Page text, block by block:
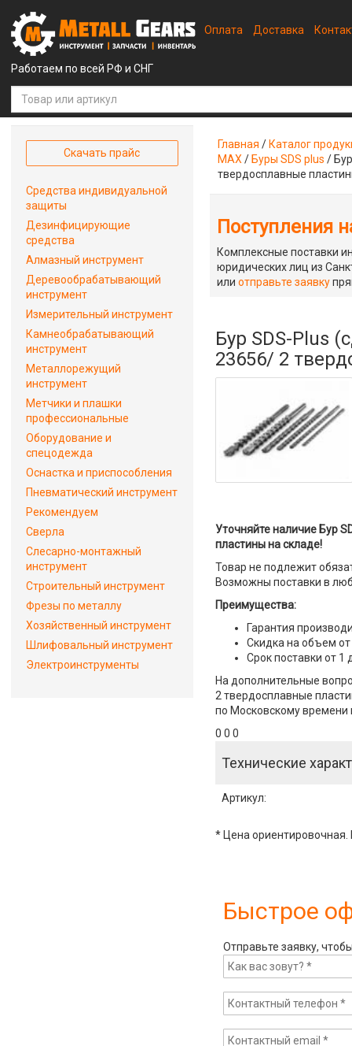
Работаем по всей РФ и СНГ
Оплата Доставка
Главная / Каталог
MAX / Буры SDS plus /
твердосплавные
Поступления
Комплексные поставки
юридических лиц из
илиотправьте заявку
Бур SDS-Plus
23656/ 2
Уточняйте наличие Бур
пластины на складе!
Товар не подлежит
Возможны поставки в
Преимущества:
Гарантия
Скидка на объем от
Срок поставки от 1
На дополнительные
2 твердосплавные
по Московскому времени
0 0 0
Технические
Артикул:
* Цена ориентировочная.
Быстрое
Отправьте заявку,
Скачать прайс
Средства индивидуальной
защиты
Дезинфицирующие
средства
Алмазный инструмент
Деревообрабатывающий
инструмент
Измерительный инструмент
Камнеобрабатывающий
инструмент
Металлорежущий
инструмент
Метчики и плашки
профессиональные
Оборудование и
спецодежда
Оснастка и приспособления
Пневматический инструмент
Рекомендуем
Сверла
Слесарно-монтажный
инструмент
Строительный инструмент
Фрезы по металлу
Хозяйственный инструмент
Шлифовальный инструмент
Электроинструменты